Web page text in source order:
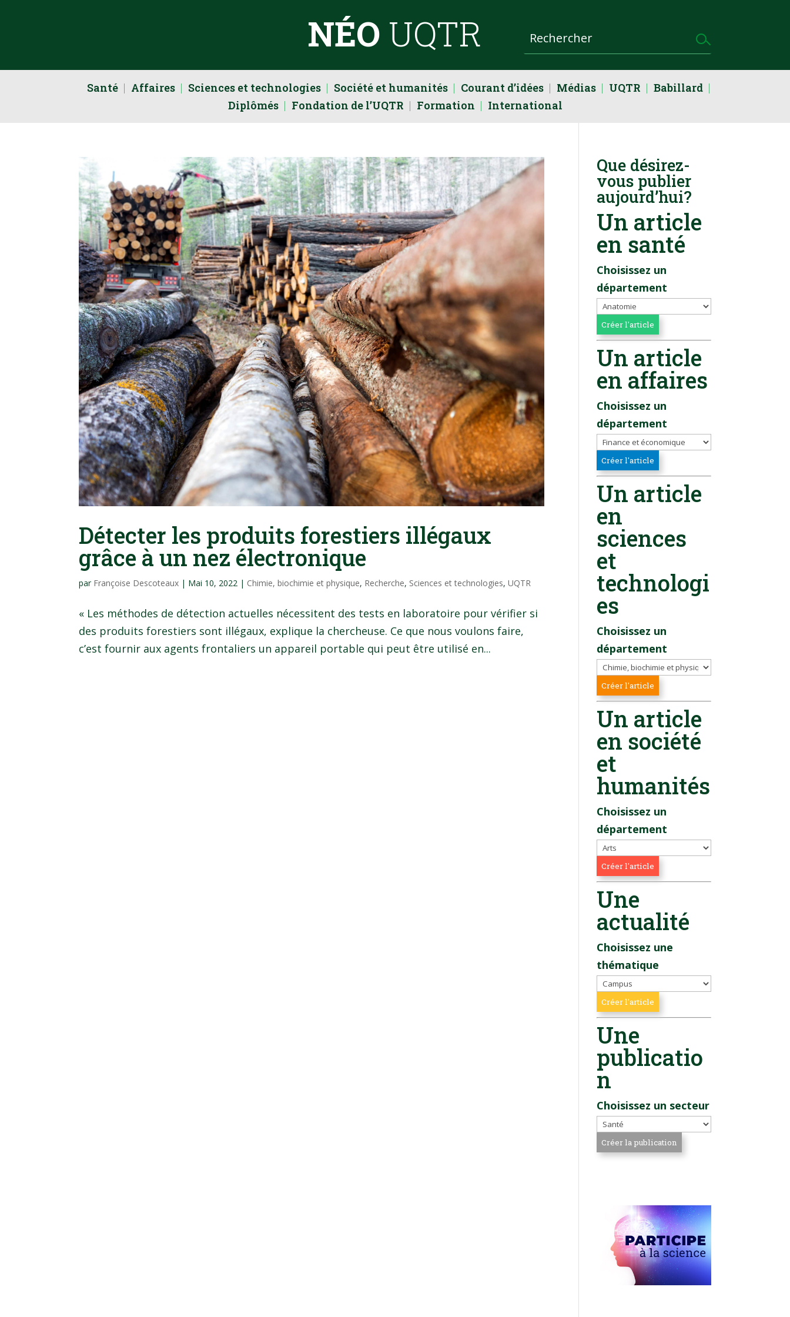
NÉO UQTR
Santé Affaires Sciences et technologies Société et humanités Courant d’idées Médias UQTR
Babillard
Diplômés
Fondation de l’UQTR Formation International
Détecter les produits forestiers illégaux
grâce à un nez électronique
par Françoise Descoteaux | Mai 10, 2022 | Chimie, biochimie et physique, Recherche, Sciences et technologies,UQTR
« Les méthodes de détection actuelles nécessitent des tests en laboratoire pour vérifier si
des produits forestiers sont illégaux, explique la chercheuse. Ce que nous voulons faire,
c’est fournir aux agents frontaliers un appareil portable qui peut être utilisé en...
Que désirez-
vous publier
aujourd’hui?
Un article
en santé
Choisissez un
département
Un article
en affaires
Choisissez un
département
Un article
en
sciences
et
technologi
es
Choisissez un
département
Un article
en société
et
humanités
Choisissez un
département
Une
actualité
Choisissez une
thématique
Une
publicatio
n
Choisissez un secteur